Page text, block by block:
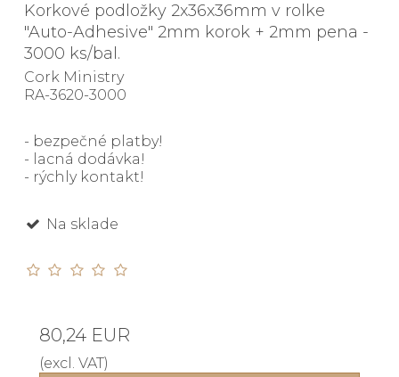
Korkové podložky 2x36x36mm v rolke
"Auto-Adhesive" 2mm korok + 2mm pena -
3000 ks/bal.
Cork Ministry
RA-3620-3000
- bezpečné platby!
- lacná dodávka!
- rýchly kontakt!
Na sklade
80,24 EUR
(excl. VAT)